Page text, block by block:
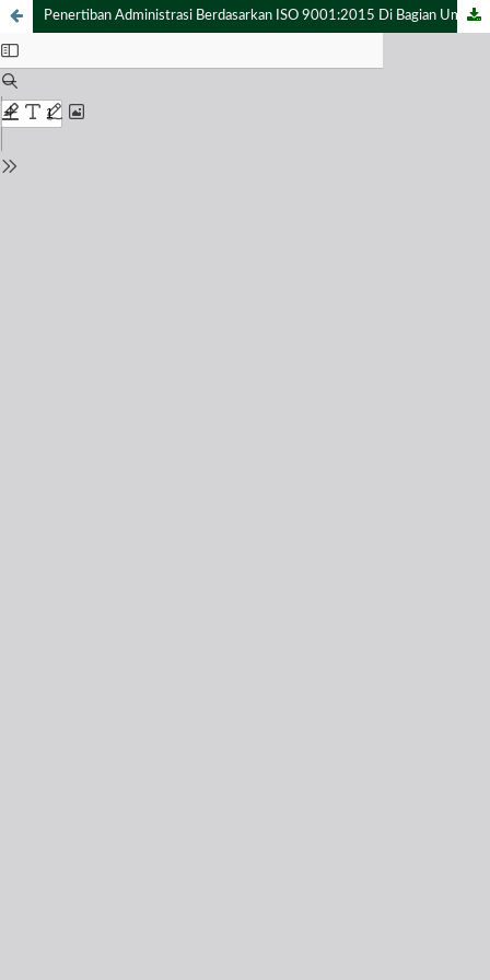
Penertiban Administrasi Berdasarkan ISO 9001:2015 Di Bagian Umum Perumda Kahyangan Jember